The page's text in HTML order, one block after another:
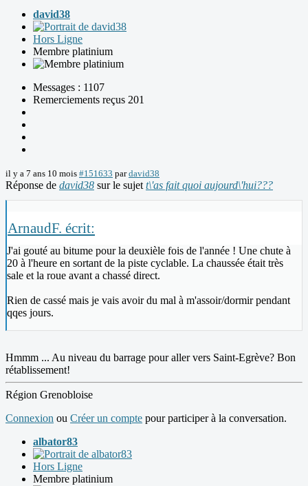
david38
Hors Ligne
Membre platinium
Messages : 1107
Remerciements reçus 201
il y a 7 ans 10 mois #151633 pardavid38
Réponse de david38 sur le sujet t\'as fait quoi aujourd\'hui???
ArnaudF. écrit:
J'ai gouté au bitume pour la deuxièle fois de l'année ! Une chute à
20 à l'heure en sortant de la piste cyclable. La chaussée était très
sale et la roue avant a chassé direct.
Rien de cassé mais je vais avoir du mal à m'assoir/dormir pendant
qqes jours.
Hmmm ... Au niveau du barrage pour aller vers Saint-Egrève? Bon
rétablissement!
Région Grenobloise
Connexion ou Créer un compte pour participer à la conversation.
albator83
Hors Ligne
Membre platinium